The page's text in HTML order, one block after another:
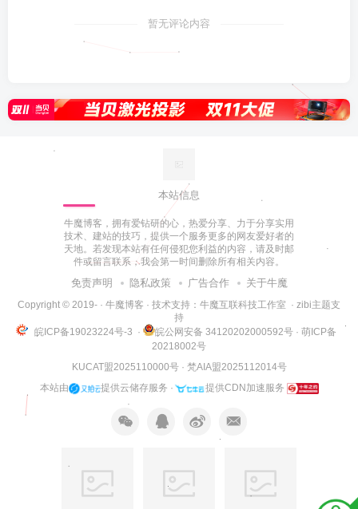
暂无评论内容
本站信息
牛魔博客，拥有爱钻研的心，热爱分享、力于分享实用
技术、建站的技巧，提供一个服务更多的网友爱好者的
天地。若发现本站有任何侵犯您利益的内容，请及时邮
件或留言联系，我会第一时间删除所有相关内容。
免责声明 隐私政策 广告合作 关于牛魔
Copyright © 2019- · 牛魔博客 · 技术支持： 牛魔互联科技工作室 · zibi主题支
持
皖ICP备19023224号-3
· 皖公网安备 34120202000592号· 萌ICP备
20218002号
KUCAT盟2025110000号· 梵AIA盟2025112014号
本站由
提供云储存服务 · 提供CDN加速服务